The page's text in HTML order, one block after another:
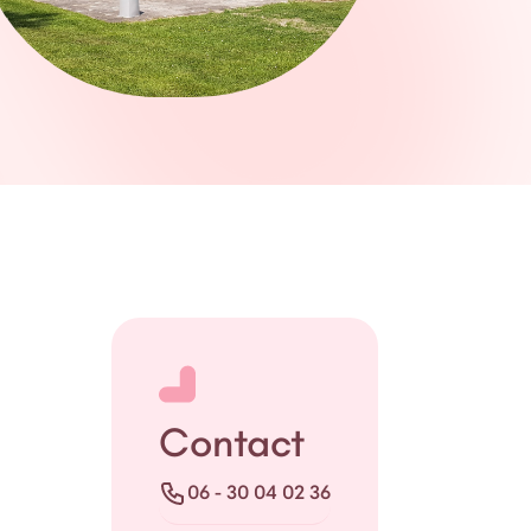
Contact
Telefoon
06 - 30 04 02 36